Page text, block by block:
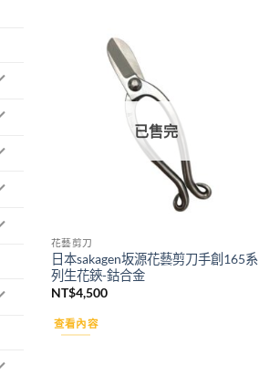
已售完
花藝剪刀
日本sakagen坂源花藝剪刀手創165系
列生花鋏-鈷合金
NT$4,500
查看內容